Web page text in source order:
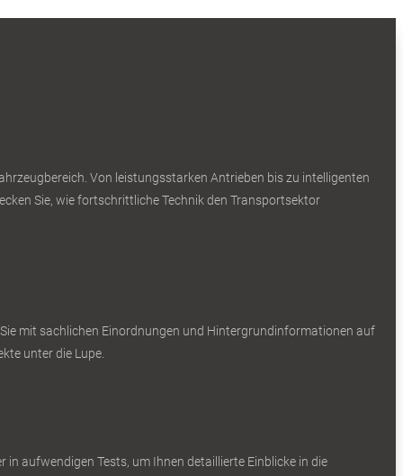
Von leistungsstarken Antrieben bis zu intelligenten
Sie, wie fortschrittliche Technik den Transportsektor
mit sachlichen Einordnungen und Hintergrundinformationen auf
unter die Lupe.
aufwendigen Tests, um Ihnen detaillierte Einblicke in die